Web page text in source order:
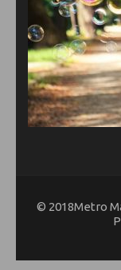
© 2018Metro